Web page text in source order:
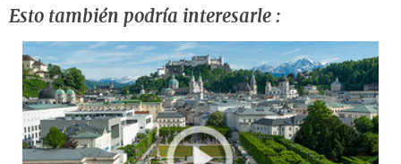
Esto también podría interesarle :